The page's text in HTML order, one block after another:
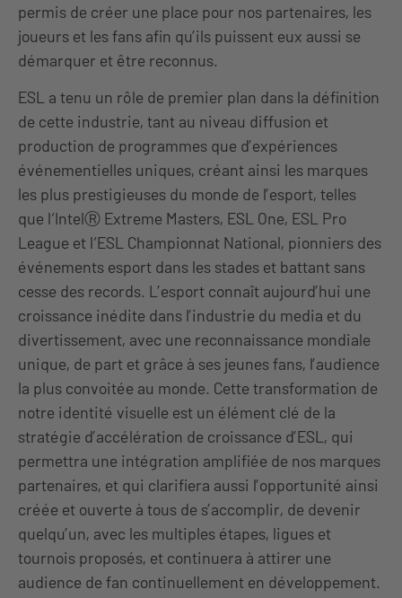
permis de créer une place pour nos partenaires, les
joueurs et les fans afin qu’ils puissent eux aussi se
démarquer et être reconnus.
ESL a tenu un rôle de premier plan dans la définition
de cette industrie, tant au niveau diffusion et
production de programmes que d’expériences
événementielles uniques, créant ainsi les marques
les plus prestigieuses du monde de l’esport, telles
que l‘IntelⓇ Extreme Masters, ESL One, ESL Pro
League et l‘ESL Championnat National, pionniers des
événements esport dans les stades et battant sans
cesse des records. L’esport connaît aujourd’hui une
croissance inédite dans l’industrie du media et du
divertissement, avec une reconnaissance mondiale
unique, de part et grâce à ses jeunes fans, l’audience
la plus convoitée au monde. Cette transformation de
notre identité visuelle est un élément clé de la
stratégie d’accélération de croissance d’ESL, qui
permettra une intégration amplifiée de nos marques
partenaires, et qui clarifiera aussi l’opportunité ainsi
créée et ouverte à tous de s’accomplir, de devenir
quelqu’un, avec les multiples étapes, ligues et
tournois proposés, et continuera à attirer une
audience de fan continuellement en développement.